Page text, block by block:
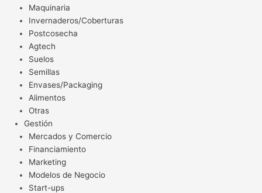
Maquinaria
Invernaderos/Coberturas
Postcosecha
Agtech
Suelos
Semillas
Envases/Packaging
Alimentos
Otras
Gestión
Mercados y Comercio
Financiamiento
Marketing
Modelos de Negocio
Start-ups